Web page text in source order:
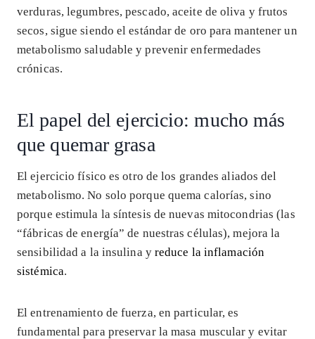
verduras, legumbres, pescado, aceite de oliva y frutos
secos, sigue siendo el estándar de oro para mantener un
metabolismo saludable y prevenir enfermedades
crónicas.
El papel del ejercicio: mucho más
que quemar grasa
El ejercicio físico es otro de los grandes aliados del
metabolismo. No solo porque quema calorías, sino
porque estimula la síntesis de nuevas mitocondrias (las
“fábricas de energía” de nuestras células), mejora la
sensibilidad a la insulina y reduce la inflamación
sistémica.
El entrenamiento de fuerza, en particular, es
fundamental para preservar la masa muscular y evitar